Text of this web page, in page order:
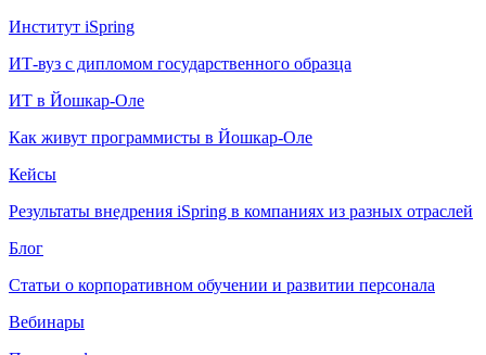
Институт iSpring
ИТ-вуз с дипломом государственного образца
ИТ в Йошкар-Оле
Как живут программисты в Йошкар‑Оле
Кейсы
Результаты внедрения iSpring в компаниях из разных отраслей
Блог
Статьи о корпоративном обучении и развитии персонала
Вебинары